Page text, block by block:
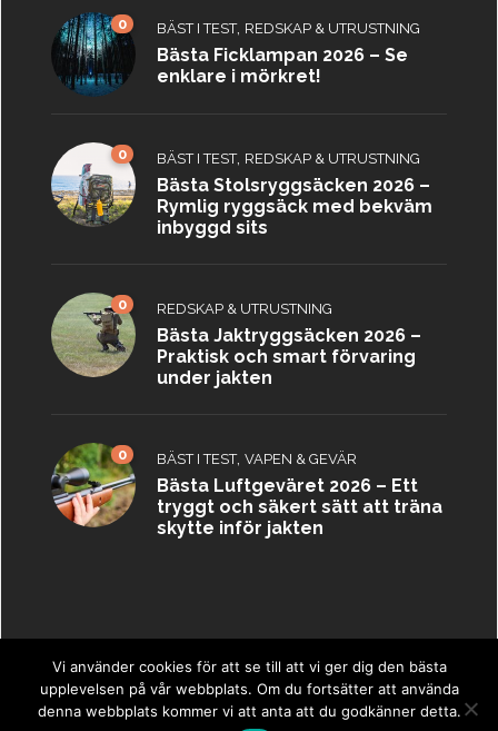
0 BÄST I TEST, REDSKAP & UTRUSTNING
Bästa Ficklampan 2026 – Se
enklare i mörkret!
0 BÄST I TEST, REDSKAP & UTRUSTNING
Bästa Stolsryggsäcken 2026 –
Rymlig ryggsäck med bekväm
inbyggd sits
0 REDSKAP & UTRUSTNING
Bästa Jaktryggsäcken 2026 –
Praktisk och smart förvaring
under jakten
0 BÄST I TEST, VAPEN & GEVÄR
Bästa Luftgeväret 2026 – Ett
tryggt och säkert sätt att träna
skytte inför jakten
Copyright © 2023 ·Jaktbästa.se·Sitemap
Vi använder cookies för att se till att vi ger dig den bästa
upplevelsen på vår webbplats. Om du fortsätter att använda
denna webbplats kommer vi att anta att du godkänner detta.